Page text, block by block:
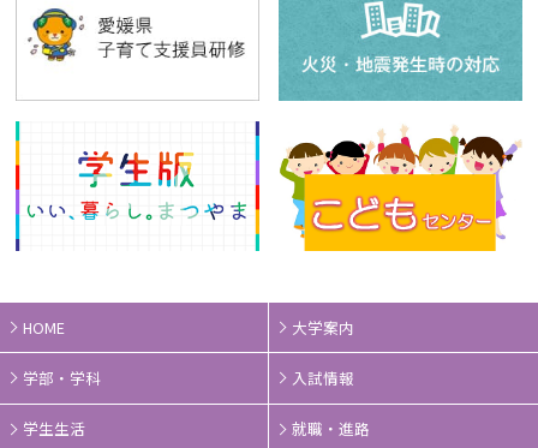
HOME 大学案内
学部・学科 入試情報
学生生活 就職・進路